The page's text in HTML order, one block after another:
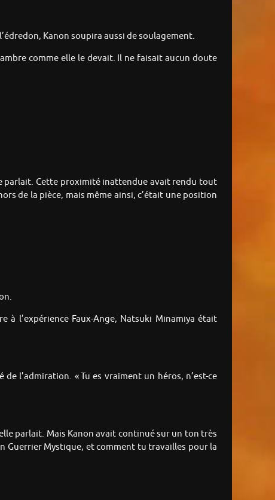
Kanon soupira aussi de soulagement.
comme elle le devait. Il ne faisait aucun doute
parlait. Cette proximité inattendue avait rendu tout
de la pièce, mais même ainsi, c’était une position
l’expérience Faux-Ange, Natsuki Minamiya était
l’admiration. « Tu es vraiment un héros, n’est-ce
parlait. Mais Kanon avait continué sur un ton très
Guerrier Mystique, et comment tu travailles pour la